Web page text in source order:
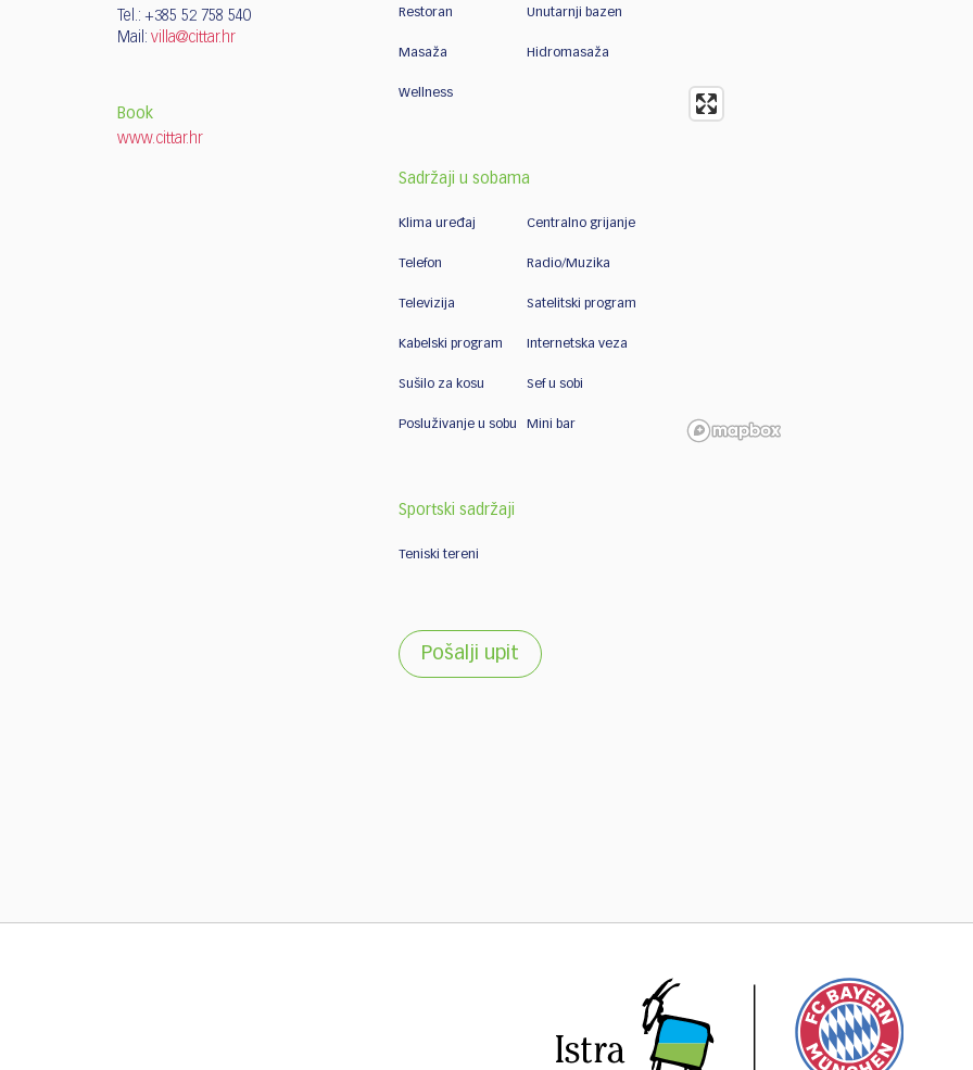
Tel.: +385 52 758 540
Mail: villa@cittar.hr
Book
www.cittar.hr
Restoran Unutarnji bazen
Masaža Hidromasaža
Wellness
Sadržaji u sobama
Klima uređaj Centralno grijanje
Telefon Radio/Muzika
Televizija Satelitski program
Kabelski program Internetska veza
Sušilo za kosu Sef u sobi
Posluživanje u sobu Mini bar
Sportski sadržaji
Teniski tereni
Pošalji upit